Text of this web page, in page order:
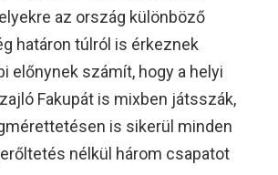
az ország különböző
határon túlról is érkeznek
előnynek számít, hogy a helyi
Fakupát is mixben játsszák,
is sikerül minden
nélkül három csapatot